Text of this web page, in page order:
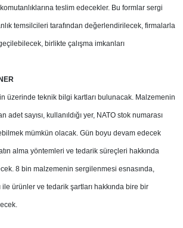
teslim edecekler. Bu formlar sergi
temsilcileri tarafından değerlendirilecek, firmalarla
birlikte çalışma imkanları
üzerinde teknik bilgi kartları bulunacak. Malzemenin
adet sayısı, kullanıldığı yer, NATO stok numarası
mümkün olacak. Gün boyu devam edecek
alma yöntemleri ve tedarik süreçleri hakkında
8 bin malzemenin sergilenmesi esnasında,
ürünler ve tedarik şartları hakkında bire bir